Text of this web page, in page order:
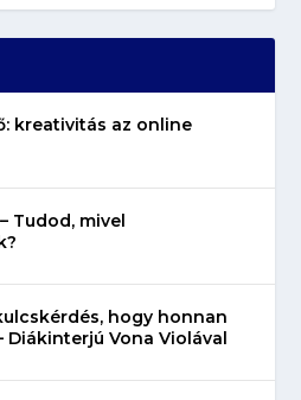
kreativitás az online
Tudod, mivel
hogy honnan
Diákinterjú Vona Violával